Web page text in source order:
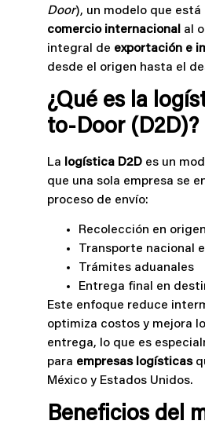
Door), un modelo que
comercio internacional al
integral de exportación e
desde el origen hasta el
¿Qué es la
to-Door (D2D)?
La logística D2D es un
que una sola empresa se
proceso de envío:
Recolección en origen
Transporte nacional
Trámites aduanales
Entrega final en
Este enfoque reduce
optimiza costos y mejora
entrega, lo que es
para empresas logísticas
México y Estados Unidos.
Beneficios del